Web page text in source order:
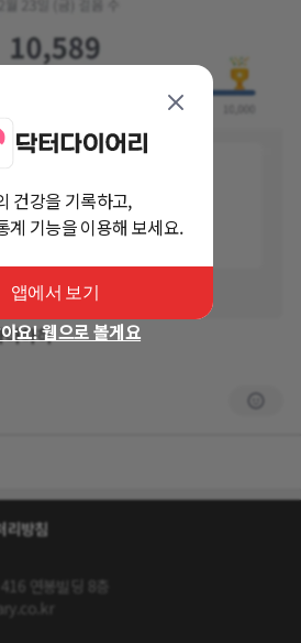
하하
리방침
연봉빌딩 8층
건강을 기록하고,
계 기능을 이용해 보세요.
앱에서 보기
요! 웹으로 볼게요